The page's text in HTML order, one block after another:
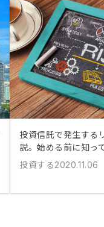
投資信託で発生する
説。始める前に知っ
投資する2020.11.06